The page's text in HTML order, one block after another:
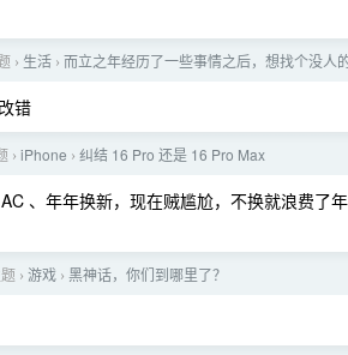
› 生活 › 而立之年经历了一些事情之后，想找个没人
错
› iPhone › 纠结 16 Pro 还是 16 Pro Max
、年年换新，现在贼尴尬，不换就浪费了
› 游戏 › 黑神话，你们到哪里了？